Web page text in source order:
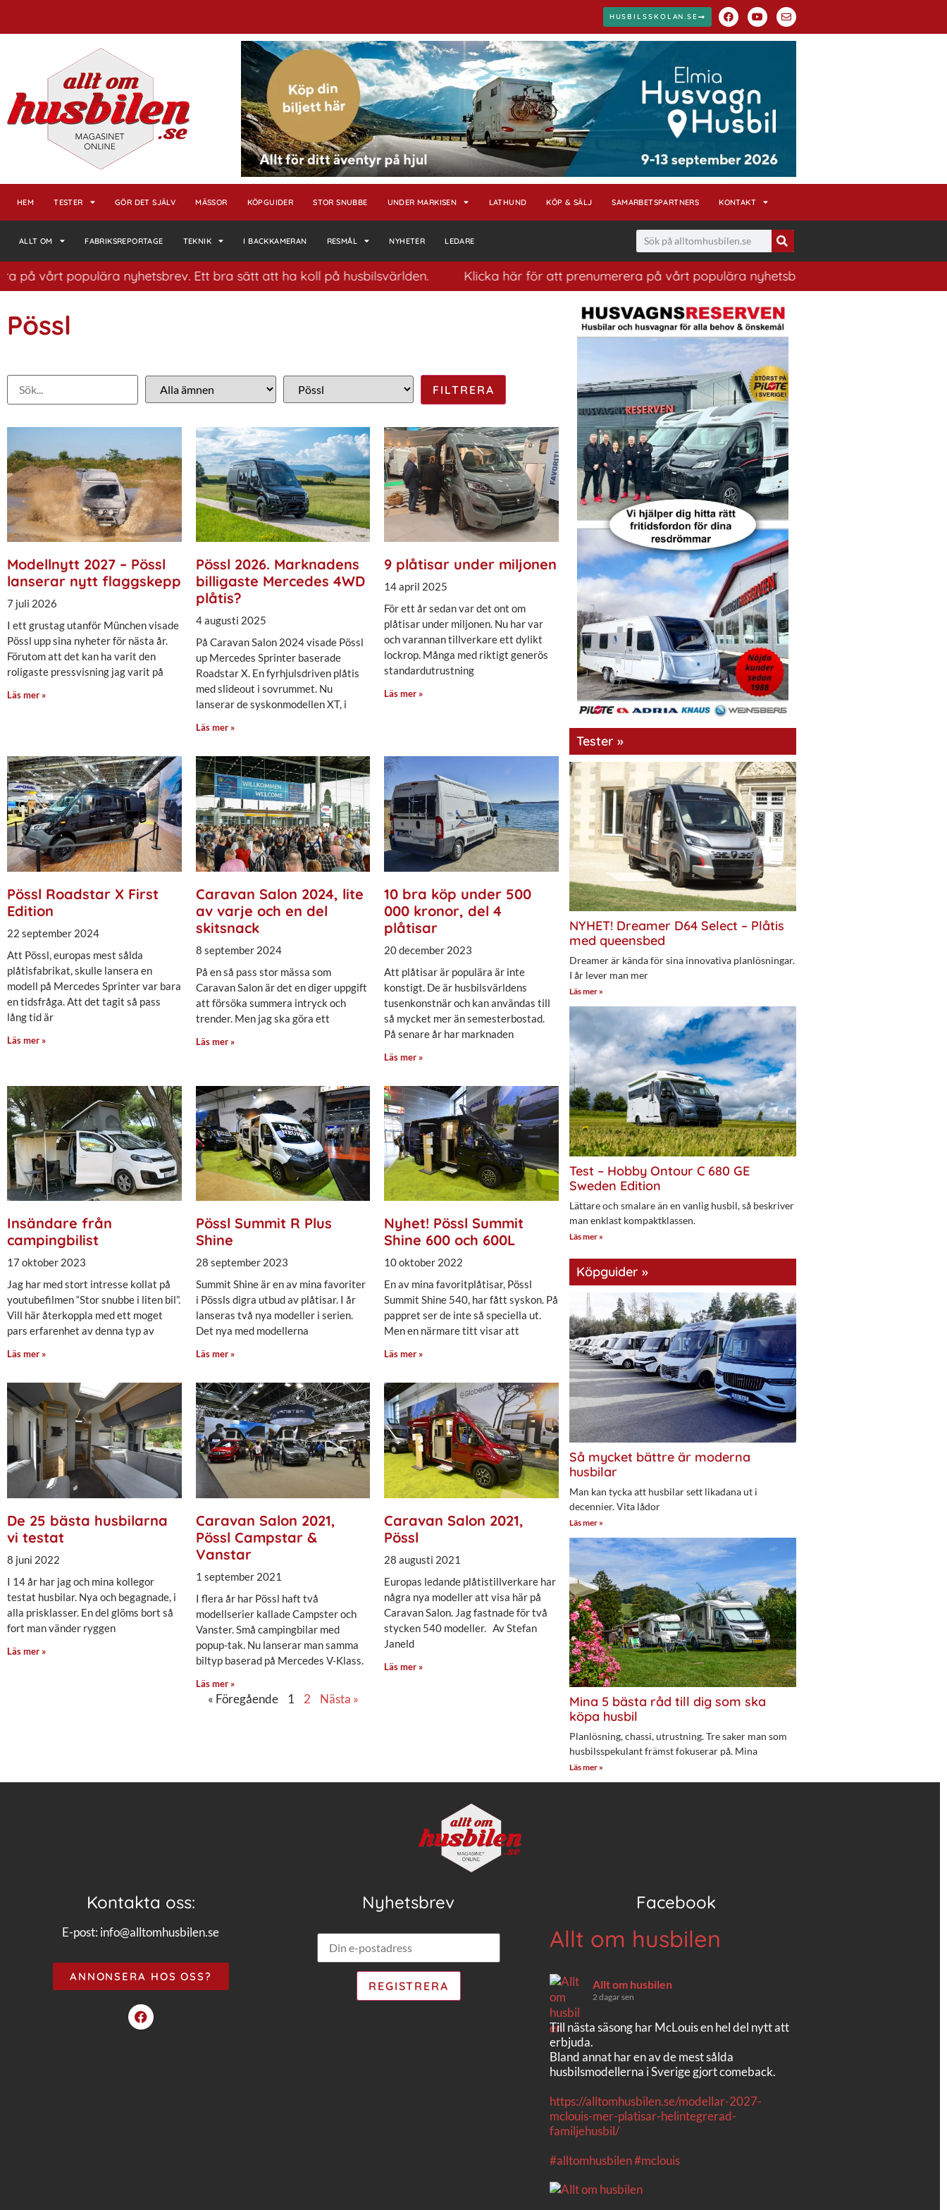
HUSBILSSKOLAN.SE
HEM TESTER GÖR DET SJÄLV MÄSSOR KÖPGUIDER STOR SNUBBE UNDER MARKISEN LATHUND KÖP & SÄLJ SAMARBETSPARTNERS KONTAKT
ALLT OM FABRIKSREPORTAGE TEKNIK I BACKKAMERAN RESMÅL NYHETER LEDARE
populära nyhetsbrev. Ett bra sätt att ha koll på husbilsvärlden. Klicka här för att prenumerera på vårt populära nyhetsbrev. Ett bra sätt att ha koll på
Pössl
Modellnytt 2027 – Pössl
lanserar nytt flaggskepp
7 juli 2026
I ett grustag utanför München visade
Pössl upp sina nyheter för nästa år.
Förutom att det kan ha varit den
roligaste pressvisning jag varit på
Läs mer »
Pössl 2026. Marknadens
billigaste Mercedes 4WD
plåtis?
4 augusti 2025
På Caravan Salon 2024 visade Pössl
up Mercedes Sprinter baserade
Roadstar X. En fyrhjulsdriven plåtis
med slideout i sovrummet. Nu
lanserar de syskonmodellen XT, i
Läs mer »
9 plåtisar under miljonen
14 april 2025
För ett år sedan var det ont om
plåtisar under miljonen. Nu har var
och varannan tillverkare ett dylikt
lockrop. Många med riktigt generös
standardutrustning
Läs mer »
Pössl Roadstar X First
Edition
22 september 2024
Att Pössl, europas mest sålda
plåtisfabrikat, skulle lansera en
modell på Mercedes Sprinter var bara
en tidsfråga. Att det tagit så pass
lång tid är
Läs mer »
Caravan Salon 2024, lite
av varje och en del
skitsnack
8 september 2024
På en så pass stor mässa som
Caravan Salon är det en diger uppgift
att försöka summera intryck och
trender. Men jag ska göra ett
Läs mer »
10 bra köp under 500
000 kronor, del 4
plåtisar
20 december 2023
Att plåtisar är populära är inte
konstigt. De är husbilsvärldens
tusenkonstnär och kan användas till
så mycket mer än semesterbostad.
På senare år har marknaden
Läs mer »
Insändare från
campingbilist
17 oktober 2023
Jag har med stort intresse kollat på
youtubefilmen “Stor snubbe i liten bil”.
Vill här återkoppla med ett moget
pars erfarenhet av denna typ av
Läs mer »
Pössl Summit R Plus
Shine
28 september 2023
Summit Shine är en av mina favoriter
i Pössls digra utbud av plåtisar. I år
lanseras två nya modeller i serien.
Det nya med modellerna
Läs mer »
Nyhet! Pössl Summit
Shine 600 och 600L
10 oktober 2022
En av mina favoritplåtisar, Pössl
Summit Shine 540, har fått syskon. På
pappret ser de inte så speciella ut.
Men en närmare titt visar att
Läs mer »
De 25 bästa husbilarna
vi testat
8 juni 2022
I 14 år har jag och mina kollegor
testat husbilar. Nya och begagnade, i
alla prisklasser. En del glöms bort så
fort man vänder ryggen
Läs mer »
Caravan Salon 2021,
Pössl Campstar &
Vanstar
1 september 2021
I flera år har Pössl haft två
modellserier kallade Campster och
Vanster. Små campingbilar med
popup-tak. Nu lanserar man samma
biltyp baserad på Mercedes V-Klass.
Läs mer »
Caravan Salon 2021,
Pössl
28 augusti 2021
Europas ledande plåtistillverkare har
några nya modeller att visa här på
Caravan Salon. Jag fastnade för två
stycken 540 modeller. Av Stefan
Janeld
Läs mer »
« Föregående 1 2 Nästa »
Tester »
NYHET! Dreamer D64 Select – Plåtis
med queensbed
Dreamer är kända för sina innovativa planlösningar.
I år lever man mer
Läs mer »
Test – Hobby Ontour C 680 GE
Sweden Edition
Lättare och smalare än en vanlig husbil, så beskriver
man enklast kompaktklassen.
Läs mer »
Köpguider »
Så mycket bättre är moderna
husbilar
Man kan tycka att husbilar sett likadana ut i
decennier. Vita lådor
Läs mer »
Mina 5 bästa råd till dig som ska
köpa husbil
Planlösning, chassi, utrustning. Tre saker man som
husbilsspekulant främst fokuserar på. Mina
Läs mer »
Kontakta oss:
E-post: info@alltomhusbilen.se
ANNONSERA HOS OSS?
Nyhetsbrev Facebook
Allt om husbilen
Allt om husbilen
2 dagar sen
Till nästa säsong har McLouis en hel del nytt att
erbjuda.
Bland annat har en av de mest sålda
husbilsmodellerna i Sverige gjort comeback.
https://alltomhusbilen.se/modellar-2027-
mclouis-mer-platisar-helintegrerad-
familjehusbil/
#alltomhusbilen#mclouis